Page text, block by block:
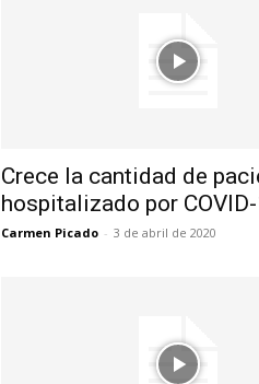
Crece la cantidad de
hospitalizado por
Carmen Picado - 3 de abril de 2020